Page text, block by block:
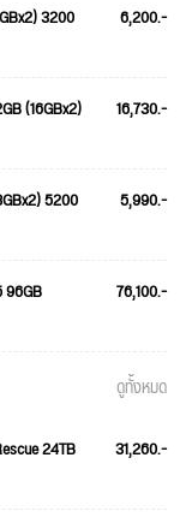
3200
6,200.-
(16GBx2)
16,730.-
5200
5,990.-
96GB
76,100.-
ดูทั้งหมด
24TB 31,260.-